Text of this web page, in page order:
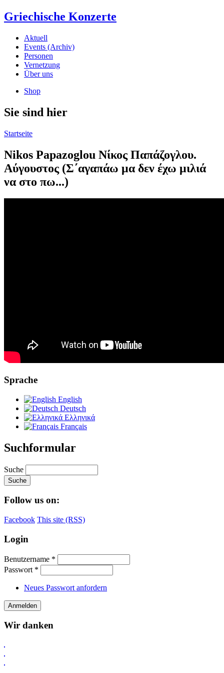
Griechische Konzerte
Aktuell
Events (Archiv)
Personen
Vernetzung
Über uns
Shop
Sie sind hier
Startseite
Nikos Papazoglou Νίκος Παπάζογλου.
Αύγουστος (Σ΄αγαπάω μα δεν έχω μιλιά
να στο πω...)
Sprache
English
Deutsch
Ελληνικά
Français
Suchformular
Suche
Follow us on:
Facebook This site (RSS)
Login
Benutzername *
Passwort *
Neues Passwort anfordern
Wir danken